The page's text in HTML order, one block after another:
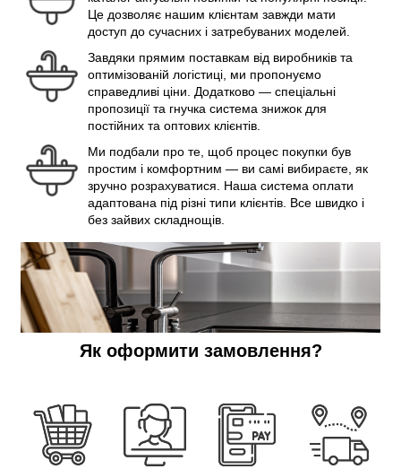
Це дозволяє нашим клієнтам завжди мати
доступ до сучасних і затребуваних моделей.
Завдяки прямим поставкам від виробників та
оптимізованій логістиці, ми пропонуємо
справедливі ціни. Додатково — спеціальні
пропозиції та гнучка система знижок для
постійних та оптових клієнтів.
Ми подбали про те, щоб процес покупки був
простим і комфортним — ви самі вибираєте, як
зручно розрахуватися. Наша система оплати
адаптована під різні типи клієнтів. Все швидко і
без зайвих складнощів.
Як оформити замовлення?